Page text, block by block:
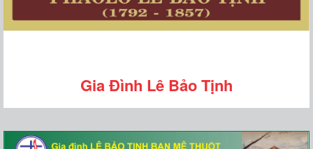
Gia Đình Lê Bảo Tịnh